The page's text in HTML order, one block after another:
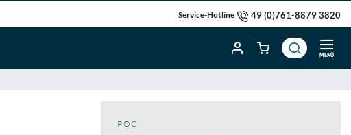
Service-Hotline 49 (0)761-8879 3820
MENÜ
POC